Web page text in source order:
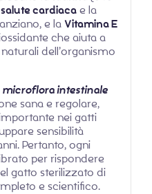
salute cardiacae la
e laVitamina E
che aiuta a
dell’organismo
microflora intestinale
sana e regolare,
nei gatti
sensibilità
Pertanto, ogni
per rispondere
gatto sterilizzato di
e scientifico.